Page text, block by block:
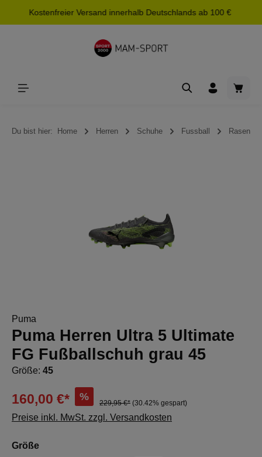
springen
Kostenfreier Versand innerhalb Deutschlands ab 100 €
Du bist hier: Home Herren Schuhe Fussball Rasen
Puma
Puma Herren Ultra 5 Ultimate
FG Fußballschuh grau 45
Größe: 45
160,00 €* %
229,95 €* (30.42% gespart)
Preise inkl. MwSt. zzgl. Versandkosten
Größeauswählen